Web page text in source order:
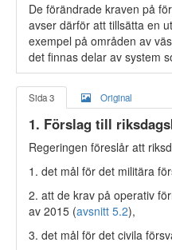
De förändrade kraven på
avser därför att tillsätta en
exempel på områden av
det finnas delar av system
Sida 3 Original
1. Förslag till
Regeringen föreslår att
1. det mål för det militära
2. att de krav på operativ
av 2015 (avsnitt 5.2),
3. det mål för det civila